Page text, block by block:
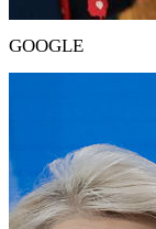
GOOGLE